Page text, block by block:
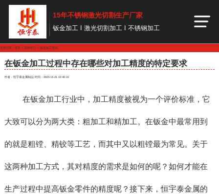
15年不锈钢激光切割生产厂家
钣金加工 I 激光切割加工 I 不锈钢加工
当前位置： 首页 > 新闻中心 > 钣金加工资讯
在钣金加工过程中存在哪些对加工精度的特定要求
作者：恒宇泰金属制品 时间：2023-11-21 10:40:10
在钣金加工行业中，加工精度被视为一个评价标准，它
大致可以分为两大类：粗加工和精加工。在钣金中最常用到
的就是粗镗、精铰等工艺，而其中又以粗镗最为常见。关于
这两种加工方式，其对精度的需求是如何的呢？如何才能在
生产过程中提高钣金零件的精度呢？接下来，恒宇泰金属的